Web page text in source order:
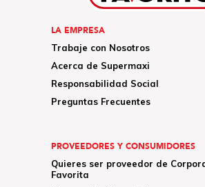
LA EMPRESA
Trabaje con Nosotros
Acerca de Supermaxi
Responsabilidad Social
Preguntas Frecuentes
PROVEEDORES Y CONSUMIDORES
Quieres ser proveedor de
Favorita